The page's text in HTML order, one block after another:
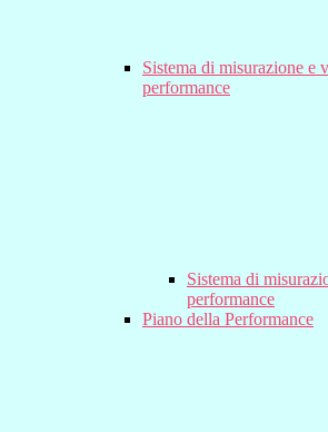
Sistema di misurazione e
performance
Sistema di
performance
Piano della Performance